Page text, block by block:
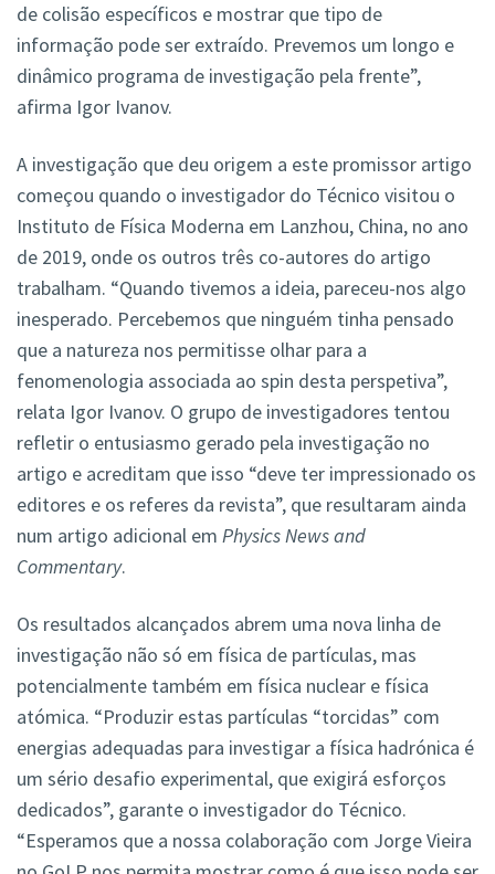
de colisão específicos e mostrar que tipo de
informação pode ser extraído. Prevemos um longo e
dinâmico programa de investigação pela frente”,
afirma Igor Ivanov.
A investigação que deu origem a este promissor artigo
começou quando o investigador do Técnico visitou o
Instituto de Física Moderna em Lanzhou, China, no ano
de 2019, onde os outros três co-autores do artigo
trabalham. “Quando tivemos a ideia, pareceu-nos algo
inesperado. Percebemos que ninguém tinha pensado
que a natureza nos permitisse olhar para a
fenomenologia associada ao spin desta perspetiva”,
relata Igor Ivanov. O grupo de investigadores tentou
refletir o entusiasmo gerado pela investigação no
artigo e acreditam que isso “deve ter impressionado os
editores e os referes da revista”, que resultaram ainda
num artigo adicional em Physics News and
Commentary.
Os resultados alcançados abrem uma nova linha de
investigação não só em física de partículas, mas
potencialmente também em física nuclear e física
atómica. “Produzir estas partículas “torcidas” com
energias adequadas para investigar a física hadrónica é
um sério desafio experimental, que exigirá esforços
dedicados”, garante o investigador do Técnico.
“Esperamos que a nossa colaboração com Jorge Vieira